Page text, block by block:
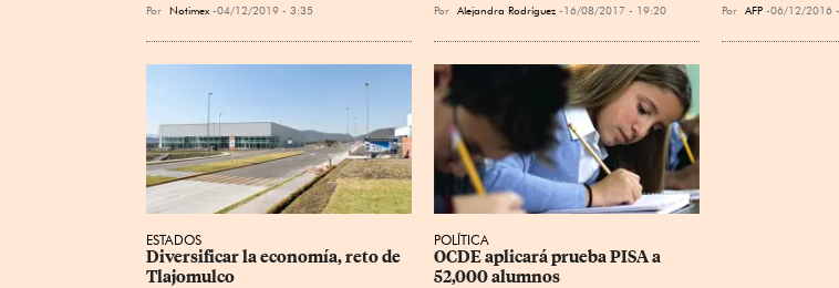
Por Notimex 04/12/2019 - 3:35 Por Alejandra Rodríguez 16/08/2017 - 19:20 Por AFP 06/12/2016
ESTADOS
Diversificar la economía, reto de
Tlajomulco
POLÍTICA
OCDE aplicará prueba PISA a
52,000 alumnos